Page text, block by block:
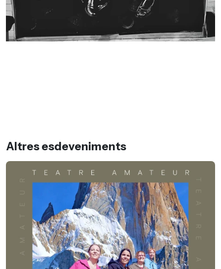
Altres esdeveniments